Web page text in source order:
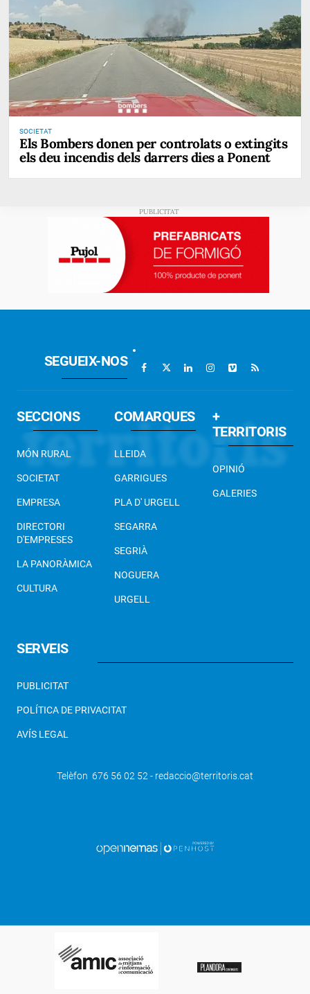
SOCIETAT
Els Bombers donen per controlats o extingits
els deu incendis dels darrers dies a Ponent
SEGUEIX-NOS
SECCIONS
MÓN RURAL
SOCIETAT
EMPRESA
DIRECTORI
D'EMPRESES
LA PANORÀMICA
CULTURA
COMARQUES
LLEIDA
GARRIGUES
PLA D' URGELL
SEGARRA
SEGRIÀ
NOGUERA
URGELL
+
TERRITORIS
OPINIÓ
GALERIES
SERVEIS
PUBLICITAT
POLÍTICA DE PRIVACITAT
AVÍS LEGAL
Telèfon 676 56 02 52 - redaccio@territoris.cat